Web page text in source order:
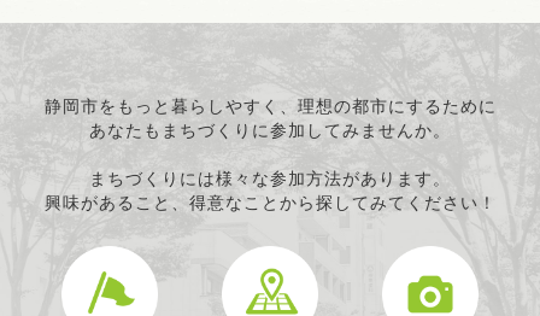
静岡市をもっと暮らしやすく、理想の都市にするために
あなたもまちづくりに参加してみませんか。
まちづくりには様々な参加方法があります。
興味があること、得意なことから探してみてください！